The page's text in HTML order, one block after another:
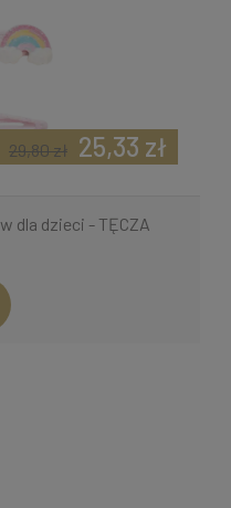
dla dzieci - TĘCZA
25,33 zł
29,80 zł